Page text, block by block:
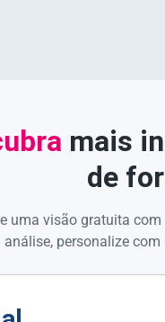
mais
de
uma visão gratuita
personalize